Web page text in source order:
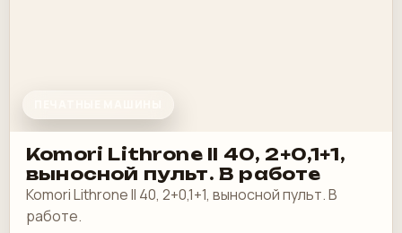
Komori Lithrone II 40, 2+0,1+1,
выносной пульт. В работе
Komori Lithrone II 40, 2+0,1+1, выносной пульт. В
работе.